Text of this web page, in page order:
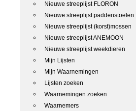
Nieuwe streeplijst FLORON
Nieuwe streeplijst paddenstoelen
Nieuwe streeplijst (korst)mossen
Nieuwe streeplijst ANEMOON
Nieuwe streeplijst weekdieren
Mijn Lijsten
Mijn Waarnemingen
Lijsten zoeken
Waarnemingen zoeken
Waarnemers